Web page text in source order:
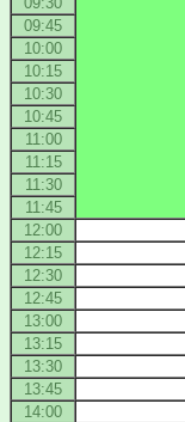
09:45
10:00
10:15
10:30
10:45
11:00
11:15
11:30
11:45
12:00
12:15
12:30
12:45
13:00
13:15
13:30
13:45
14:00